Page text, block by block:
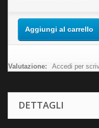
Aggiungi al carrello
Valutazione: Accedi per
DETTAGLI